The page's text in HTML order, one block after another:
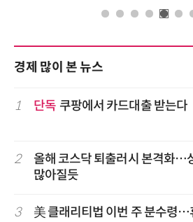
경제 많이 본 뉴스
1 단독 쿠팡에서 카드대출 받는다
2
올해 코스닥 퇴출러시 본격화…
많아질듯
3 美 클래리티법 이번 주 분수령…